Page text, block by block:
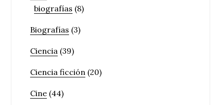
biografías (8)
Biografías (3)
Ciencia (39)
Ciencia ficción (20)
Cine (44)